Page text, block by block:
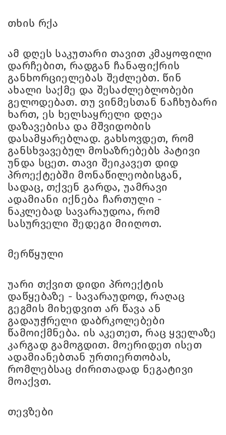
თხის რქა
ამ დღეს საკუთარი თავით კმაყოფილი
დარჩებით, რადგან ჩანაფიქრის
განხორციელებას შეძლებთ. წინ
ახალი საქმე და შესაძლებლობები
გელოდებათ. თუ ვინმესთან ნაჩხუბარი
ხართ, ეს ხელსაყრელი დღეა
დაზავებისა და მშვიდობის
დასამყარებლად. გახსოვდეთ, რომ
განსხვავებულ მოსაზრებებს პატივი
უნდა სცეთ. თავი შეიკავეთ დიდ
პროექტებში მონაწილეობისგან,
სადაც, თქვენ გარდა, უამრავი
ადამიანი იქნება ჩართული -
ნაკლებად სავარაუდოა, რომ
სასურველი შედეგი მიიღოთ.
მერწყული
უარი თქვით დიდი პროექტის
დაწყებაზე - სავარაუდოდ, რაღაც
გეგმის მიხედვით არ წავა ან
გადაუჭრელი დაბრკოლებები
წამოიქმნება. ის აკეთეთ, რაც ყველაზე
კარგად გამოგდით. მოერიდეთ ისეთ
ადამიანებთან ურთიერთობას,
რომლებსაც ძირითადად ნეგატივი
მოაქვთ.
თევზები